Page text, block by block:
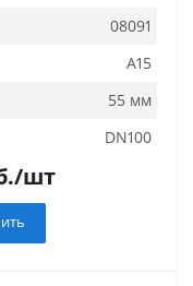
08091
A15
55 мм
DN100
/шт